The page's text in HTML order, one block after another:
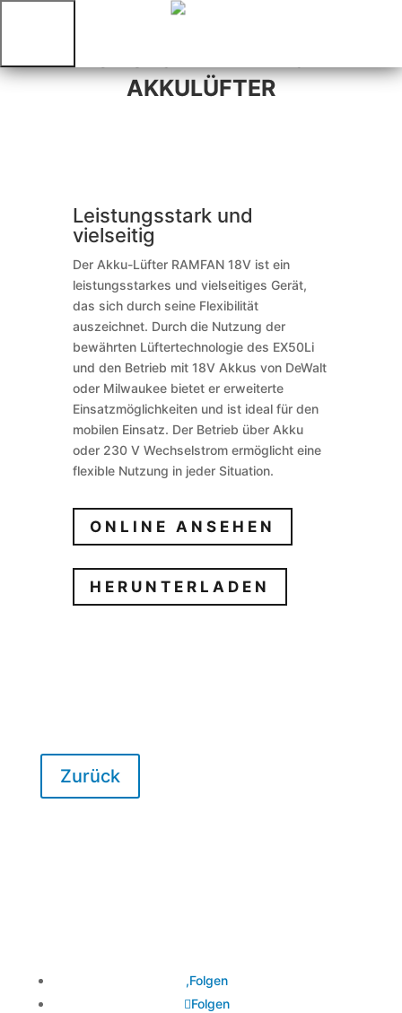
Über
uns
AKKULÜFTER
Leistungsstark und
vielseitig
Der Akku-Lüfter RAMFAN 18V ist ein
leistungsstarkes und vielseitiges Gerät,
das sich durch seine Flexibilität
auszeichnet. Durch die Nutzung der
bewährten Lüftertechnologie des EX50Li
und den Betrieb mit 18V Akkus von DeWalt
oder Milwaukee bietet er erweiterte
Einsatzmöglichkeiten und ist ideal für den
mobilen Einsatz. Der Betrieb über Akku
oder 230 V Wechselstrom ermöglicht eine
flexible Nutzung in jeder Situation.
ONLINE ANSEHEN
HERUNTERLADEN
Zurück
Folgen
Folgen